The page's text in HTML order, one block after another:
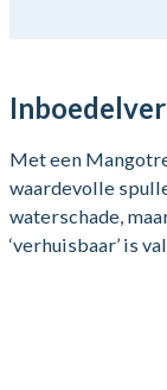
Met een
waardevolle
waterschade,
‘verhuisbaar’ is